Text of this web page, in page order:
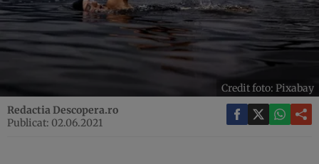
Credit foto: Pixabay
Redactia Descopera.ro
Publicat: 02.06.2021